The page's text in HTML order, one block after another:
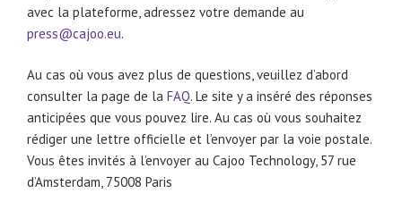
avec la plateforme, adressez votre demande au
press@cajoo.eu.
Au cas où vous avez plus de questions, veuillez d’abord
consulter la page de la FAQ. Le site y a inséré des réponses
anticipées que vous pouvez lire. Au cas où vous souhaitez
rédiger une lettre officielle et l’envoyer par la voie postale.
Vous êtes invités à l’envoyer au Cajoo Technology, 57 rue
d’Amsterdam, 75008 Paris